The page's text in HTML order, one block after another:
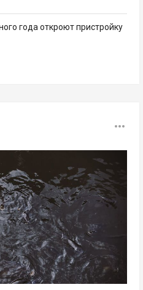
года откроют пристройку